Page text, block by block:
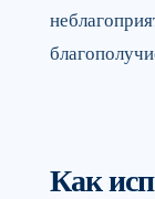
Как